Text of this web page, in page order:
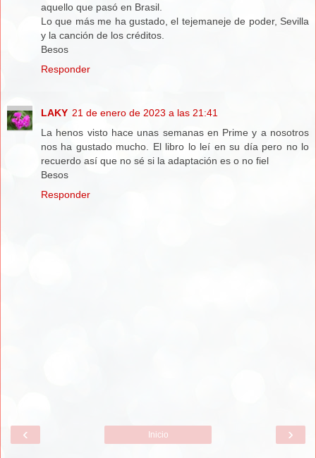
aquello que pasó en Brasil.
Lo que más me ha gustado, el tejemaneje de poder, Sevilla
y la canción de los créditos.
Besos
Responder
LAKY 21 de enero de 2023 a las 21:41
La henos visto hace unas semanas en Prime y a nosotros
nos ha gustado mucho. El libro lo leí en su día pero no lo
recuerdo así que no sé si la adaptación es o no fiel
Besos
Responder
‹ ›
Inicio